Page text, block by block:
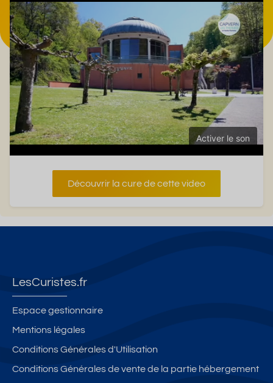
Activer le son
Découvrir la cure de cette video
LesCuristes.fr
Espace gestionnaire
Mentions légales
Conditions Générales d'Utilisation
Conditions Générales de vente de la partie hébergement